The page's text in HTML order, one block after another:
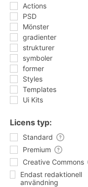
Actions
PSD
Mönster
gradienter
strukturer
symboler
former
Styles
Templates
Ui Kits
Licens typ:
Standard
Premium
Creative Commons
Endast redaktionell
användning